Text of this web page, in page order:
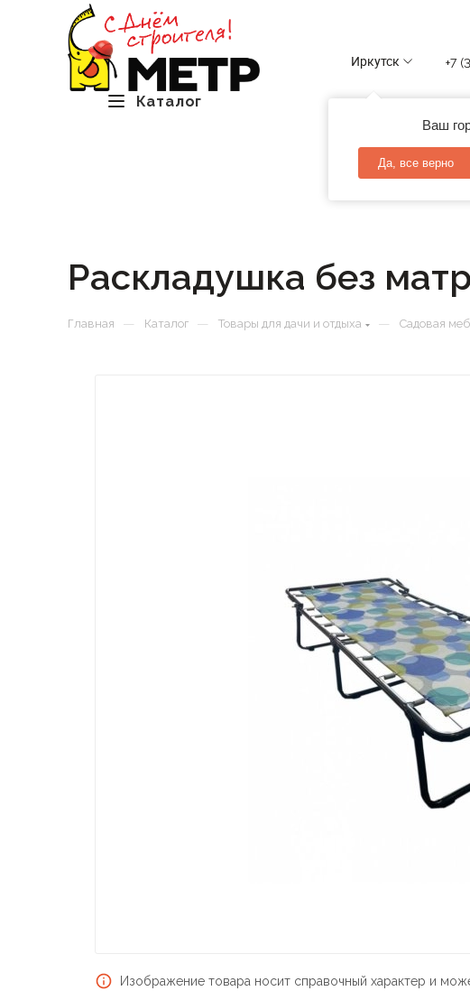
Каталог
Иркутск
Ваш
Да, все верно
+7
Раскладушка без
Главная — Каталог — Товары для дачи и отдыха — Садовая
Изображение товара носит справочный характер и